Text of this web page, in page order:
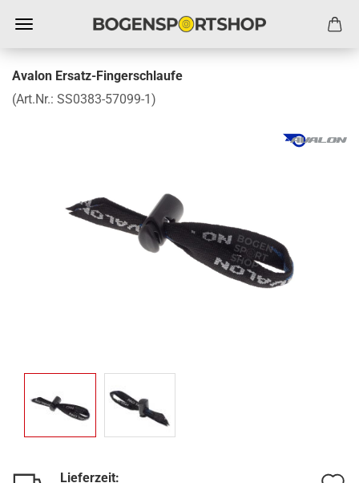
Avalon Ersatz-Fingerschlaufe
(Art.Nr.: SS0383-57099-1)
Lieferzeit: